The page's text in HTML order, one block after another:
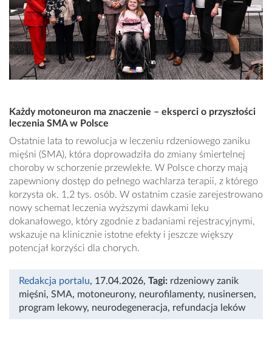
Każdy motoneuron ma znaczenie – eksperci o przyszłości
leczenia SMA w Polsce
Ostatnie lata to rewolucja w leczeniu rdzeniowego zaniku
mięśni (SMA), która doprowadziła do zmiany śmiertelnej
choroby w schorzenie przewlekłe. W Polsce chorzy mają
zapewniony dostęp do pełnego wachlarza terapii, z którego
korzysta ok. 1,2 tys. osób. W ostatnim czasie zarejestrowano
nowy schemat leczenia wyższymi dawkami leku
dokanałowego, który zgodnie z badaniami rejestracyjnymi,
wskazuje na klinicznie istotne efekty i jeszcze większy
potencjał korzyści dla chorych.
Redakcja portalu, 17.04.2026, Tagi: rdzeniowy zanik
mięśni, SMA, motoneurony, neurofilamenty, nusinersen,
program lekowy, neurodegeneracja, refundacja leków